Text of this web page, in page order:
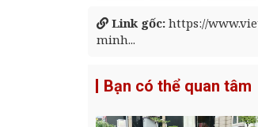
Link gốc: https://
minh...
Bạn có thể quan tâm